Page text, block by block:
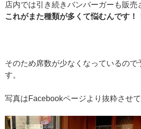
店内では引き続きバンバーガーも販売
これがまた種類が多くて悩むんです！
そのため席数が少なくなっているので
す。
写真はFacebookページより抜粋させ